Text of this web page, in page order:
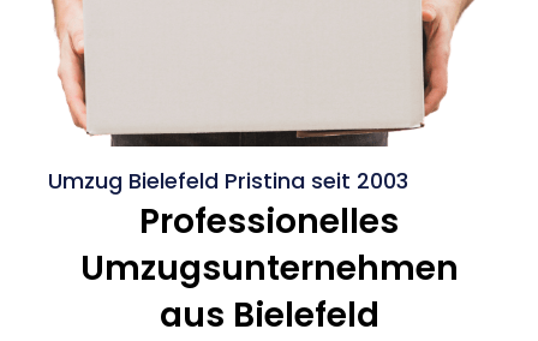
Umzug Bielefeld Pristina seit 2003
Professionelles
Umzugsunternehmen
aus Bielefeld